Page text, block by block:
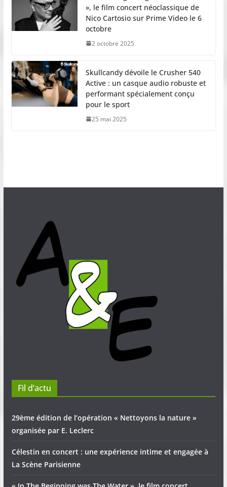
», le film concert néoclassique de
Nico Cartosio sur Prime Video le 6
octobre
2 octobre 2025
Skullcandy dévoile le Crusher 540
Active : un casque audio robuste et
performant spécialement conçu
pour le sport
25 mai 2025
Fil d’actu
29ème édition de l’opération « Nettoyons la nature »
organisée par E. Leclerc
Célestin en concert : une expérience intime et engagée à
La Scène Parisienne